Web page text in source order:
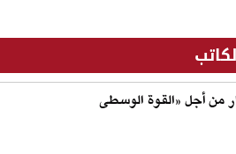
من أجل «القوة الوسطى